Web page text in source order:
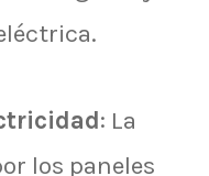
: La
los paneles